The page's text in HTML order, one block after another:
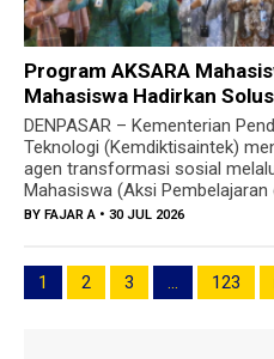
Program AKSARA
Mahasiswa Hadirkan
DENPASAR – Kementerian
Teknologi (Kemdiktisaintek)
agen transformasi sosial
Mahasiswa (Aksi Pembelajaran
BY FAJAR A • 30 JUL 2026
1 2 3 … 123